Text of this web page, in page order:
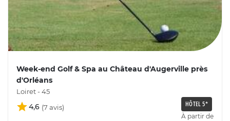
Week-end Golf & Spa au Château d'Augerville près
d'Orléans
Loiret - 45
4,6 HÔTEL 5*
À partir de